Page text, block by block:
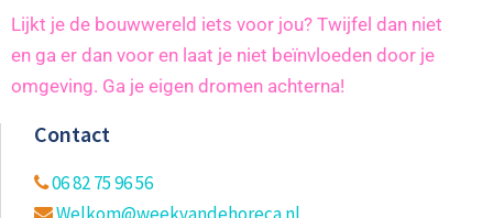
Lijkt je de bouwwereld iets voor jou? Twijfel dan niet
en ga er dan voor en laat je niet beïnvloeden door je
omgeving. Ga je eigen dromen achterna!
Contact
06 82 75 96 56